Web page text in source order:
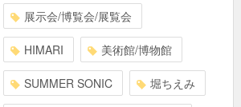
展示会/博覧会/展覧会
HIMARI 美術館/博物館
SUMMER SONIC 堀ちえみ